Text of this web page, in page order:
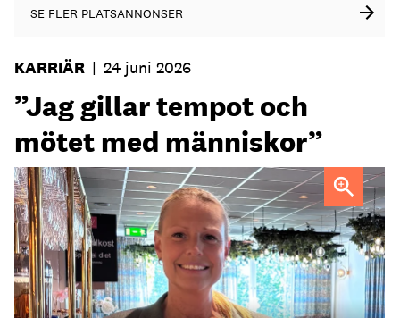
SE FLER PLATSANNONSER
KARRIÄR | 24 juni 2026
”Jag gillar tempot och
mötet med människor”
Maria Norberg, ny general manager på Skogshem & Wijk